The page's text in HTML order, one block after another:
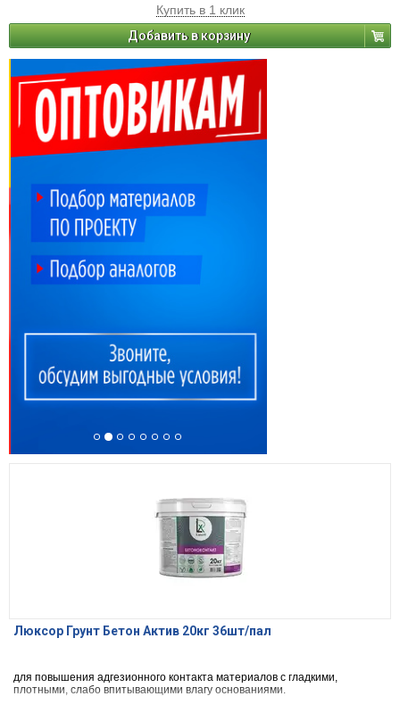
Купить в 1 клик
Добавить в корзину
Люксор Грунт Бетон Актив 20кг 36шт/пал
для повышения адгезионного контакта материалов с гладкими,
плотными, слабо впитывающими влагу основаниями.